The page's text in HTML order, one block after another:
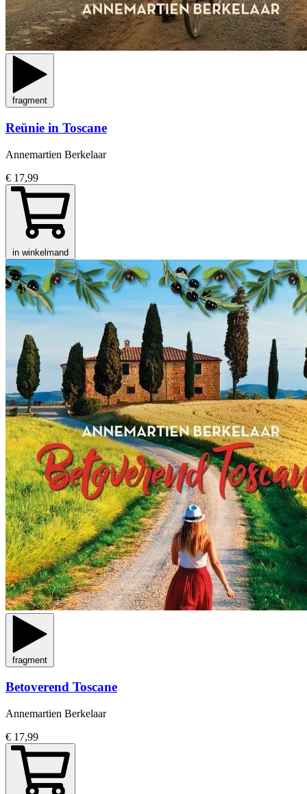
fragment
Reünie in Toscane
Annemartien Berkelaar
€ 17,99
in winkelmand
fragment
Betoverend Toscane
Annemartien Berkelaar
€ 17,99